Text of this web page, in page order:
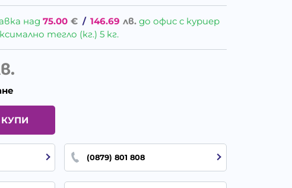
над75.00 € / 146.69 лв. до офис с куриер
тегло (кг.) 5 кг.
КУПИ
(0879) 801 808